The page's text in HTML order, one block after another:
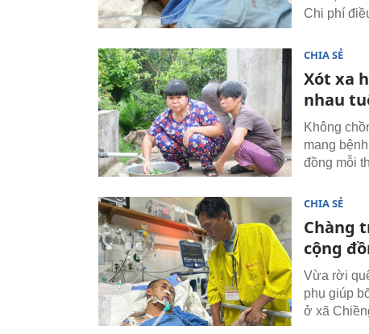
Chi phí
CHIA SẺ
Xót xa
nhau
Không
mang
đồng mỗi
CHIA SẺ
Chàng
cộng
Vừa rời
phụ giúp
ở xã